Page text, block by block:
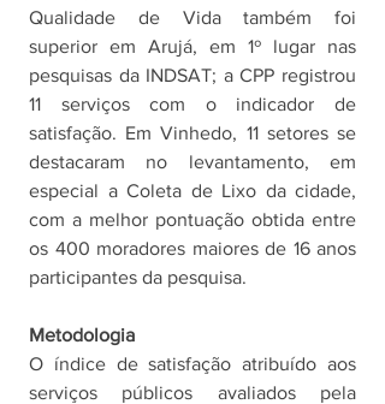
Qualidade de Vida também foi
superior em Arujá, em 1º lugar nas
pesquisas da INDSAT; a CPP registrou
11 serviços com o indicador de
satisfação. Em Vinhedo, 11 setores se
destacaram no levantamento, em
especial a Coleta de Lixo da cidade,
com a melhor pontuação obtida entre
os 400 moradores maiores de 16 anos
participantes da pesquisa.
Metodologia
O índice de satisfação atribuído aos
serviços públicos avaliados pela